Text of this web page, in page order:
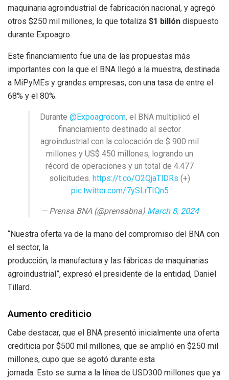
maquinaria agroindustrial de fabricación nacional, y agregó
otros $250 mil millones, lo que totaliza $1 billón dispuesto
durante Expoagro.
Este financiamiento fue una de las propuestas más
importantes con la que el BNA llegó a la muestra, destinada
a MiPyMEs y grandes empresas, con una tasa de entre el
68% y el 80%.
Durante @Expoagrocom, el BNA multiplicó el
financiamiento destinado al sector
agroindustrial con la colocación de $ 900 mil
millones y US$ 450 millones, logrando un
récord de operaciones y un total de 4.477
solicitudes. https://t.co/O2QjaTlDRs (+)
pic.twitter.com/7ySLrTIQn5
— Prensa BNA (@prensabna) March 8, 2024
“Nuestra oferta va de la mano del compromiso del BNA con
el sector, la
producción, la manufactura y las fábricas de maquinarias
agroindustrial”, expresó el presidente de la entidad, Daniel
Tillard.
Aumento crediticio
Cabe destacar, que el BNA presentó inicialmente una oferta
crediticia por $500 mil millones, que se amplió en $250 mil
millones, cupo que se agotó durante esta
jornada. Esto se suma a la línea de USD300 millones que ya